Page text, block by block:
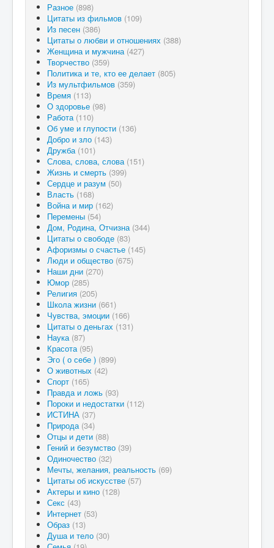
Разное (898)
Цитаты из фильмов (109)
Из песен (386)
Цитаты о любви и отношениях (388)
Женщина и мужчина (427)
Творчество (359)
Политика и те, кто ее делает (805)
Из мультфильмов (359)
Время (113)
О здоровье (98)
Работа (110)
Об уме и глупости (136)
Добро и зло (143)
Дружба (101)
Слова, слова, слова (151)
Жизнь и смерть (399)
Сердце и разум (50)
Власть (168)
Война и мир (162)
Перемены (54)
Дом, Родина, Отчизна (344)
Цитаты о свободе (83)
Афоризмы о счастье (145)
Люди и общество (675)
Наши дни (270)
Юмор (285)
Религия (205)
Школа жизни (661)
Чувства, эмоции (166)
Цитаты о деньгах (131)
Наука (87)
Красота (95)
Эго ( о себе ) (899)
О животных (42)
Спорт (165)
Правда и ложь (93)
Пороки и недостатки (112)
ИСТИНА (37)
Природа (34)
Отцы и дети (88)
Гений и безумство (39)
Одиночество (32)
Мечты, желания, реальность (69)
Цитаты об искусстве (57)
Актеры и кино (128)
Секс (43)
Интернет (53)
Образ (13)
Душа и тело (30)